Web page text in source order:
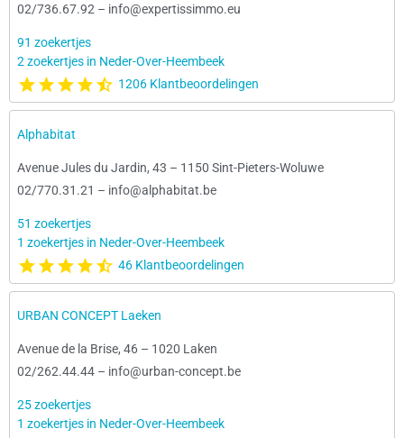
02/736.67.92 – info@expertissimmo.eu
91 zoekertjes
2 zoekertjes in Neder-Over-Heembeek
1206 Klantbeoordelingen
Alphabitat
Avenue Jules du Jardin, 43 – 1150 Sint-Pieters-Woluwe
02/770.31.21 – info@alphabitat.be
51 zoekertjes
1 zoekertjes in Neder-Over-Heembeek
46 Klantbeoordelingen
URBAN CONCEPT Laeken
Avenue de la Brise, 46 – 1020 Laken
02/262.44.44 – info@urban-concept.be
25 zoekertjes
1 zoekertjes in Neder-Over-Heembeek